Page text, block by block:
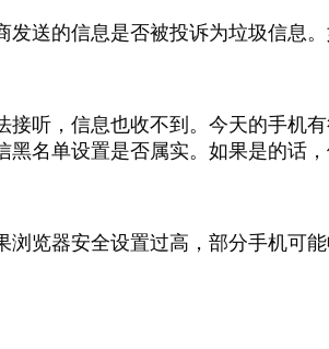
的信息是否被投诉为垃圾信息。
听，信息也收不到。今天的手机
名单设置是否属实。如果是的话，
览器安全设置过高，部分手机可